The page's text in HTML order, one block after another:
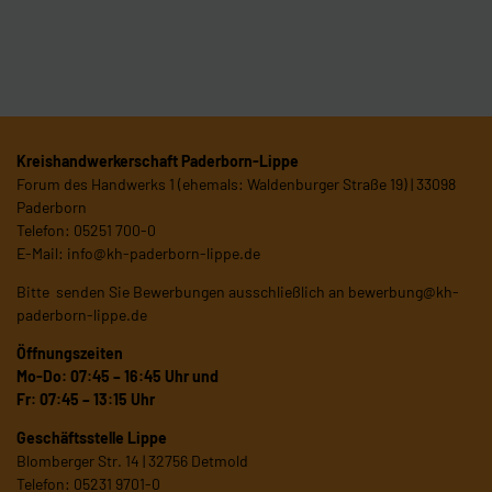
Kreishandwerkerschaft Paderborn-Lippe
Forum des Handwerks 1 (ehemals: Waldenburger Straße 19) | 33098
Paderborn
Telefon: 05251 700-0
E-Mail: info@kh-paderborn-lippe.de
Bitte senden Sie Bewerbungen ausschließlich an bewerbung@kh-
paderborn-lippe.de
Öffnungszeiten
Mo-Do: 07:45 – 16:45 Uhr und
Fr: 07:45 – 13:15 Uhr
Geschäftsstelle Lippe
Blomberger Str. 14 | 32756 Detmold
Telefon: 05231 9701-0